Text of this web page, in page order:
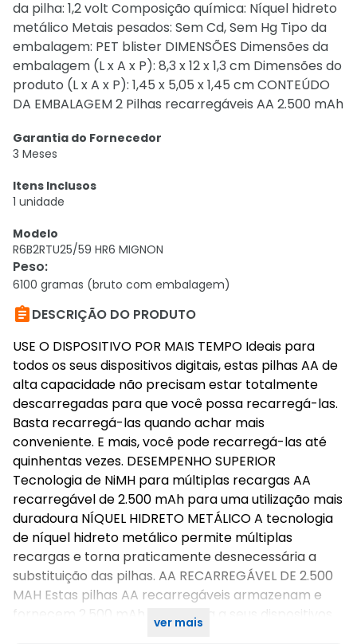
da pilha: 1,2 volt Composição química: Níquel hidreto
metálico Metais pesados: Sem Cd, Sem Hg Tipo da
embalagem: PET blister DIMENSÕES Dimensões da
embalagem (L x A x P): 8,3 x 12 x 1,3 cm Dimensões do
produto (L x A x P): 1,45 x 5,05 x 1,45 cm CONTEÚDO
DA EMBALAGEM 2 Pilhas recarregáveis AA 2.500 mAh
Garantia do Fornecedor
3 Meses
Itens Inclusos
1 unidade
Modelo
R6B2RTU25/59 HR6 MIGNON
Peso:
6100 gramas (bruto com embalagem)
DESCRIÇÃO DO PRODUTO
USE O DISPOSITIVO POR MAIS TEMPO Ideais para
todos os seus dispositivos digitais, estas pilhas AA de
alta capacidade não precisam estar totalmente
descarregadas para que você possa recarregá-las.
Basta recarregá-las quando achar mais
conveniente. E mais, você pode recarregá-las até
quinhentas vezes. DESEMPENHO SUPERIOR
Tecnologia de NiMH para múltiplas recargas AA
recarregável de 2.500 mAh para uma utilização mais
duradoura NÍQUEL HIDRETO METÁLICO A tecnologia
de níquel hidreto metálico permite múltiplas
recargas e torna praticamente desnecessária a
substituição das pilhas. AA RECARREGÁVEL DE 2.500
MAH Estas pilhas AA recarregáveis armazenam e
fornecem 2.500 mAh de energia a seus dispositivos
ver mais